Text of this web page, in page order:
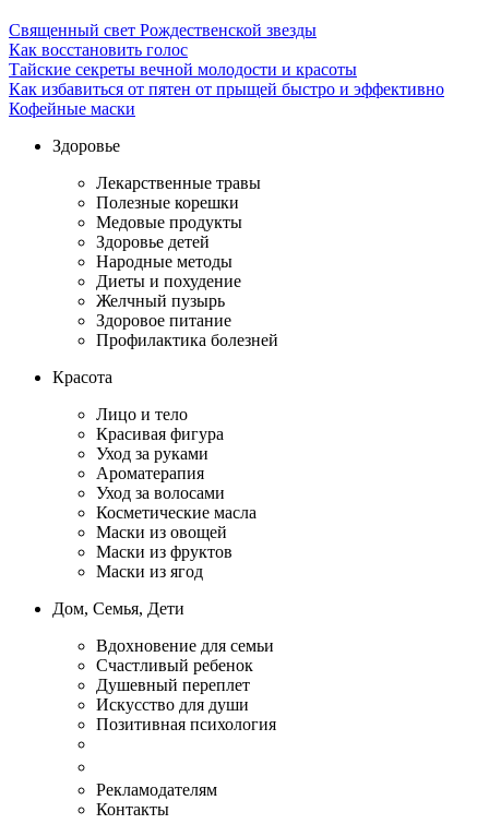
Священный свет Рождественской звезды
Как восстановить голос
Тайские секреты вечной молодости и красоты
Как избавиться от пятен от прыщей быстро и эффективно
Кофейные маски
Здоровье
Лекарственные травы
Полезные корешки
Медовые продукты
Здоровье детей
Народные методы
Диеты и похудение
Желчный пузырь
Здоровое питание
Профилактика болезней
Красота
Лицо и тело
Красивая фигура
Уход за руками
Ароматерапия
Уход за волосами
Косметические масла
Маски из овощей
Маски из фруктов
Маски из ягод
Дом, Семья, Дети
Вдохновение для семьи
Счастливый ребенок
Душевный переплет
Искусство для души
Позитивная психология
Рекламодателям
Контакты